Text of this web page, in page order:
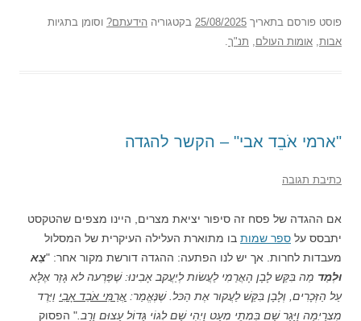
פוסט פורסם בתאריך 25/08/2025 בקטגוריה הידעתם? וסומן בתגיות
אבות אומות העולם תנ"ך
"ארמי אֹבֵד אבי" – הקשר להגדה
כתיבת תגובה
אם ההגדה של פסח זה סיפור יציאת מצרים, היינו מצפים שהטקסט
יתבסס על ספר שמות בו מתוארת העלילה העיקרית של המסלול
מעבדות לחרות. אך יש לנו הפתעה: ההגדה דורשת מקור אחר: "צֵא
וּלְמַד מַה בִּקֵּש לָבָן הָאֲרַמִי לַעֲשׂות לְיַעֲקב אָבִינוּ: שֶׁפַּרְעה לא גָזַר אֶלָּא
עַל הַזְּכָרִים, וְלָבָן בִּקֵּשׁ לַעֲקור אֶת הַכּל. שֶׁנֶּאֱמַר: אֲרַמִּי אֹבֵד אָבִי וַיֵּרֶד
מִצְרַיְמָה וַיָּגָר שָׁם בִּמְתֵי מְעָט וַיְהִי שָׁם לְגוֹי גָּדוֹל עָצוּם וָרָב. " הפסוק